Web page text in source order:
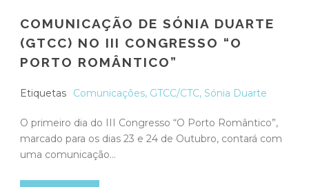
COMUNICAÇÃO DE SÓNIA DUARTE
(GTCC) NO III CONGRESSO “O
PORTO ROMÂNTICO”
Etiquetas Comunicações, GTCC/CTC, Sónia Duarte
O primeiro dia do III Congresso “O Porto Romântico”,
marcado para os dias 23 e 24 de Outubro, contará com
uma comunicação...